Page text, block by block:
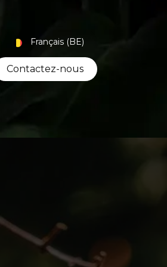
Français (BE)
Contacte​​​​z-nous